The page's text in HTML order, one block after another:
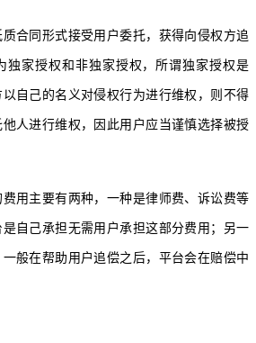
合同形式接受用户委托，获得向侵权方追
独家授权和非独家授权，所谓独家授权是
自己的名义对侵权行为进行维权，则不得
人进行维权，因此用户应当谨慎选择被授
用主要有两种，一种是律师费、诉讼费等
自己承担无需用户承担这部分费用；另一
般在帮助用户追偿之后，平台会在赔偿中